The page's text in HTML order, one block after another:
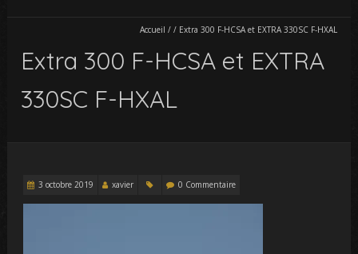
Accueil / / Extra 300 F-HCSA et EXTRA 330SC F-HXAL
Extra 300 F-HCSA et EXTRA
330SC F-HXAL
3 octobre 2019 xavier 0 Commentaire